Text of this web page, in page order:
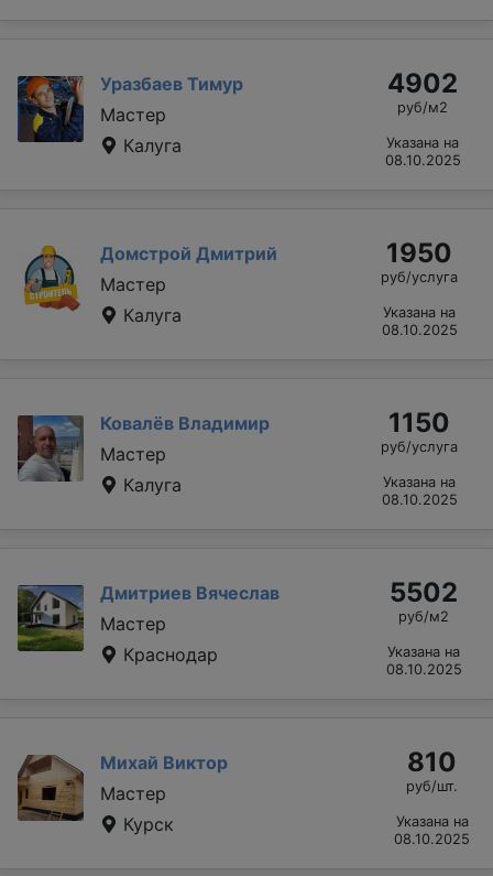
Уразбаев Тимур
Мастер
Калуга
4902
руб/м2
Указана на
08.10.2025
Домстрой Дмитрий
Мастер
Калуга
1950
руб/услуга
Указана на
08.10.2025
Ковалёв Владимир
Мастер
Калуга
1150
руб/услуга
Указана на
08.10.2025
Дмитриев Вячеслав
Мастер
Краснодар
5502
руб/м2
Указана на
08.10.2025
Михай Виктор
Мастер
Курск
810
руб/шт.
Указана на
08.10.2025